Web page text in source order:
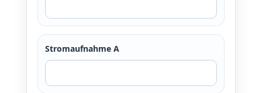
Stromaufnahme A